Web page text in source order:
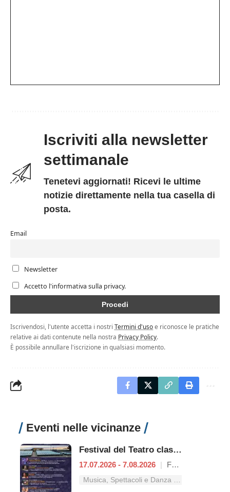
Iscriviti alla newsletter
settimanale
Tenetevi aggiornati! Ricevi le ultime
notizie direttamente nella tua casella di
posta.
Email
Newsletter
Accetto l'informativa sulla privacy.
Iscrivendosi, l'utente accetta i nostri Termini d'usoe riconosce le pratiche
relative ai dati contenute nella nostra Privacy Policy.
È possibile annullare l'iscrizione in qualsiasi momento.
Eventi nelle vicinanze
Festival del Teatro classico
17.07.2026 - 7.08.2026 | Formia
Musica, Spettacoli e Danza nel Lazio